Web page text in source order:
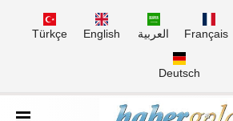
Türkçe English العربية Français
Deutsch